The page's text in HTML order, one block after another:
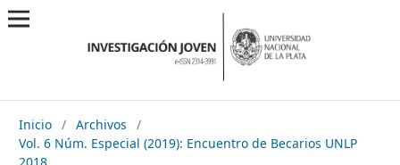
Inicio / Archivos
/
Vol. 6 Núm. Especial (2019): Encuentro de Becarios UNLP